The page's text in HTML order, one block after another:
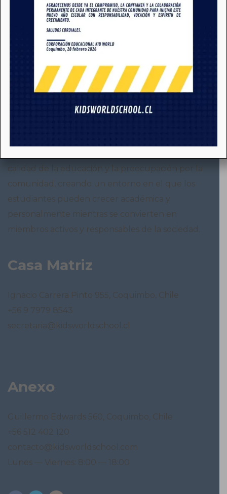
Somos KWS
calidad de la educación y la preocupación por la
comunidad, creando un entorno en el que los
estudiantes pueden crecer académica y
personalmente mientras se convierten en
miembros activos y responsables de la sociedad.
Casa Matriz
Ignacio Carrera Pinto 955, Coquimbo, Chile
+56 9 7979 8543
secretaria@kidsworldschool.cl
Anexo
Guillermo Edwards 560, Coquimbo, Chile
+56 512 402 120
contacto@kidsworldschool.com
Lunes — Viernes: 8:00 — 18:00